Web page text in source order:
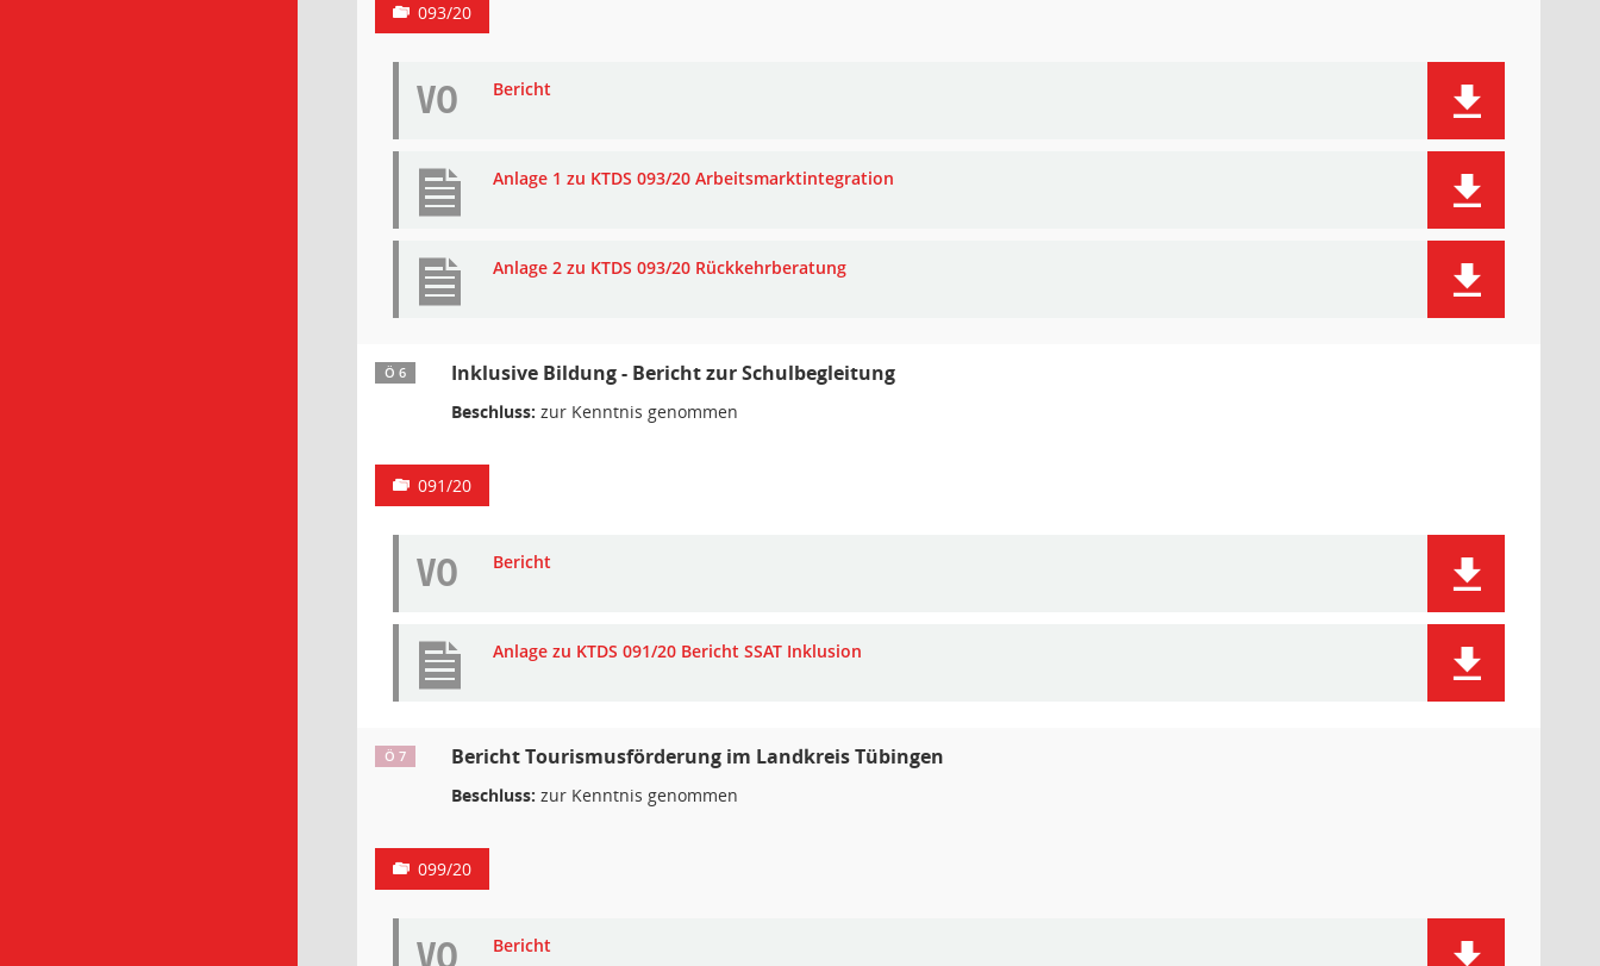
093/20
VO Bericht
Anlage 1 zu KTDS 093/20 Arbeitsmarktintegration
Anlage 2 zu KTDS 093/20 Rückkehrberatung
Ö 6 Inklusive Bildung - Bericht zur Schulbegleitung
Beschluss: zur Kenntnis genommen
091/20
VO Bericht
Anlage zu KTDS 091/20 Bericht SSAT Inklusion
Ö 7 Bericht Tourismusförderung im Landkreis Tübingen
Beschluss: zur Kenntnis genommen
099/20
VO Bericht